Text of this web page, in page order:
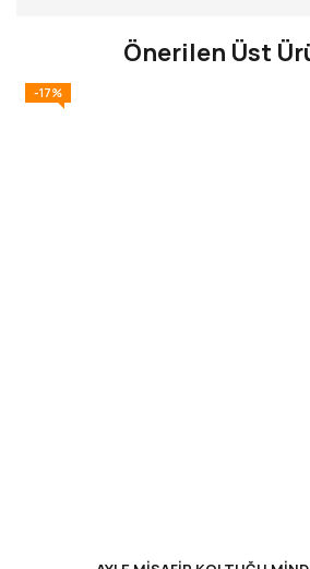
Önerilen Üst
-17%